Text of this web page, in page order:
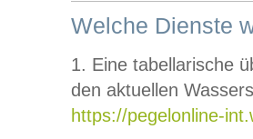
Welche Dienste
1. Eine tabellarische
den aktuellen
https://pegelonline-